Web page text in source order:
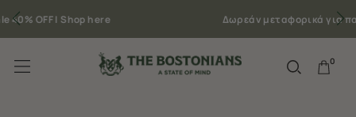
Δωρεάν μεταφορικά για παραγγελίες άνω των 50€
0